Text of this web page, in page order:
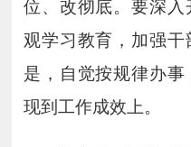
位、改彻底。要深
观学习教育，加强
是，自觉按规律办
现到工作成效上。